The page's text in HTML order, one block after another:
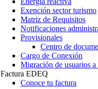
Exención sector turismo
Matriz de Requisitos
Notificaciones
Provisionales
Centro de
Cargo de Conexión
Migración de usuarios
Factura EDEQ
Conoce tu factura